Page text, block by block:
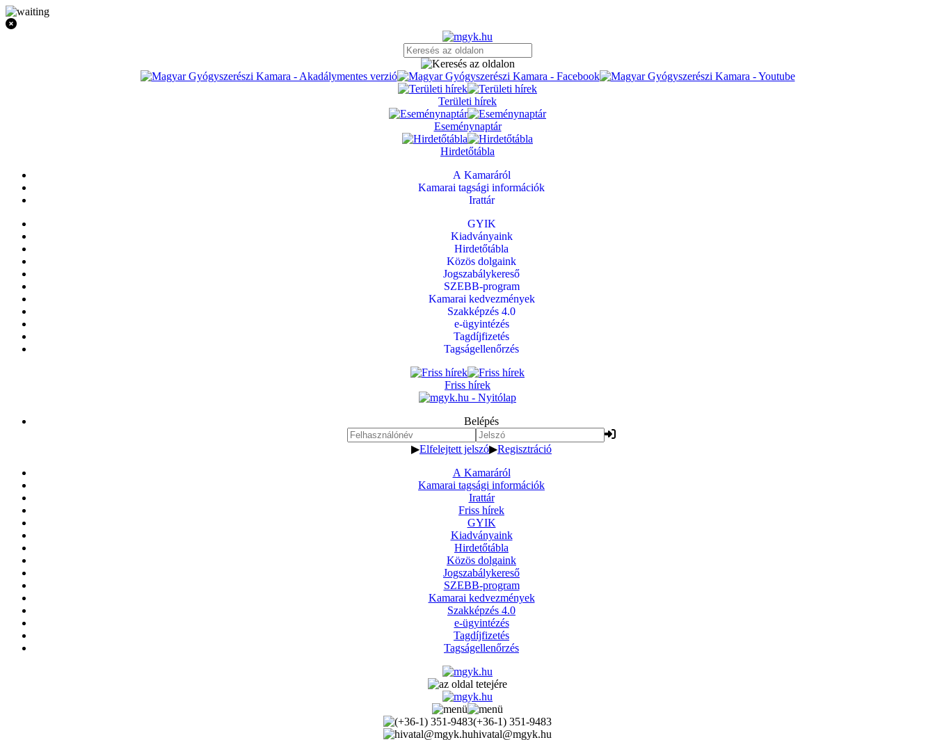
Területi hírek
Eseménynaptár
Hirdetőtábla
A Kamaráról
Kamarai tagsági információk
Irattár
GYIK
Kiadványaink
Hirdetőtábla
Közös dolgaink
Jogszabálykereső
SZEBB-program
Kamarai kedvezmények
Szakképzés 4.0
e-ügyintézés
Tagdíjfizetés
Tagságellenőrzés
Friss hírek
Belépés
▶Elfelejtett jelszó▶Regisztráció
A Kamaráról
Kamarai tagsági információk
Irattár
Friss hírek
GYIK
Kiadványaink
Hirdetőtábla
Közös dolgaink
Jogszabálykereső
SZEBB-program
Kamarai kedvezmények
Szakképzés 4.0
e-ügyintézés
Tagdíjfizetés
Tagságellenőrzés
(+36-1) 351-9483
hivatal@mgyk.hu